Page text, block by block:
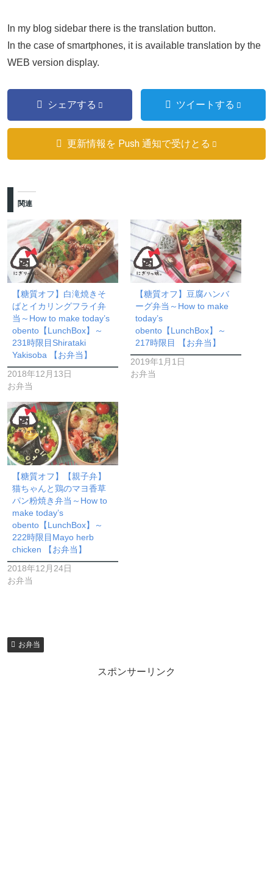
In my blog sidebar there is the translation button.
In the case of smartphones, it is available translation by the
WEB version display.
シェアする ツイートする
更新情報を Push 通知で受けとる
関連
【糖質オフ】白滝焼きそ
ばとイカリングフライ弁
当～How to make today’s
obento【LunchBox】～
231時限目Shirataki
Yakisoba 【お弁当】
2018年12月13日
お弁当
【糖質オフ】豆腐ハンバ
ーグ弁当～How to make
today’s
obento【LunchBox】～
217時限目 【お弁当】
2019年1月1日
お弁当
【糖質オフ】【親子弁】
猫ちゃんと鶏のマヨ香草
パン粉焼き弁当～How to
make today’s
obento【LunchBox】～
222時限目Mayo herb
chicken 【お弁当】
2018年12月24日
お弁当
お弁当
スポンサーリンク